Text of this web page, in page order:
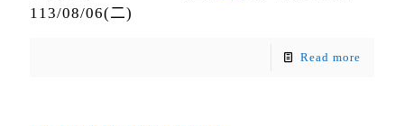
113/08/06(二)
Read more